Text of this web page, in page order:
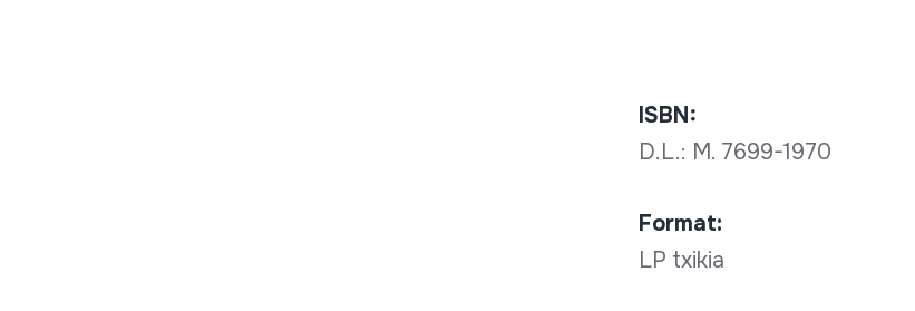
ISBN:
D.L.: M. 7699-1970
Format:
LP txikia